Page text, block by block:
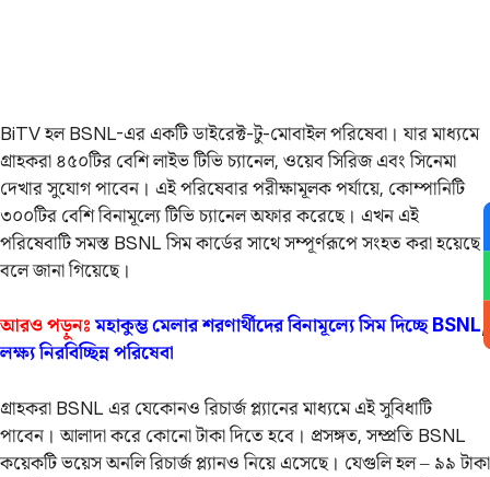
BiTV হল BSNL-এর একটি ডাইরেক্ট-টু-মোবাইল পরিষেবা। যার মাধ্যমে
গ্রাহকরা ৪৫০টির বেশি লাইভ টিভি চ্যানেল, ওয়েব সিরিজ এবং সিনেমা
দেখার সুযোগ পাবেন। এই পরিষেবার পরীক্ষামূলক পর্যায়ে, কোম্পানিটি
৩০০টির বেশি বিনামূল্যে টিভি চ্যানেল অফার করেছে। এখন এই
পরিষেবাটি সমস্ত BSNL সিম কার্ডের সাথে সম্পূর্ণরূপে সংহত করা হয়েছে
বলে জানা গিয়েছে।
আরও পড়ুনঃমহাকুম্ভ মেলার শরণার্থীদের বিনামূল্যে সিম দিচ্ছে BSNL,
লক্ষ্য নিরবিচ্ছিন্ন পরিষেবা
গ্রাহকরা BSNL এর যেকোনও রিচার্জ প্ল্যানের মাধ্যমে এই সুবিধাটি
পাবেন। আলাদা করে কোনো টাকা দিতে হবে। প্রসঙ্গত, সম্প্রতি BSNL
কয়েকটি ভয়েস অনলি রিচার্জ প্ল্যানও নিয়ে এসেছে। যেগুলি হল – ৯৯ টাকা